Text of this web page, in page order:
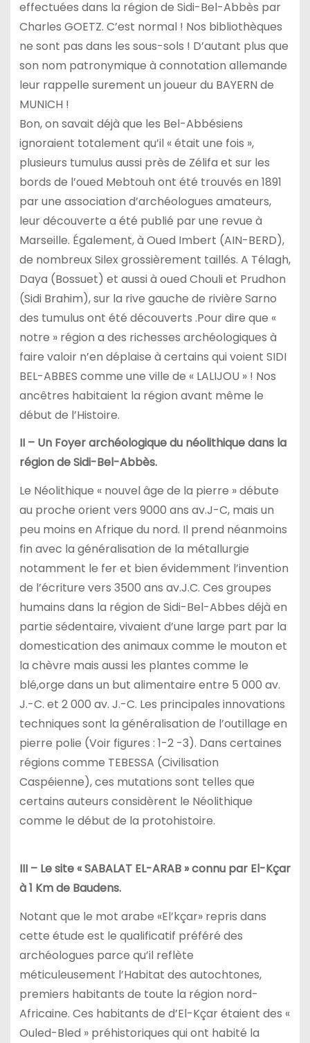
effectuées dans la région de Sidi-Bel-Abbès par
Charles GOETZ. C’est normal ! Nos bibliothèques
ne sont pas dans les sous-sols ! D’autant plus que
son nom patronymique à connotation allemande
leur rappelle surement un joueur du BAYERN de
MUNICH !
Bon, on savait déjà que les Bel-Abbésiens
ignoraient totalement qu’il « était une fois »,
plusieurs tumulus aussi près de Zélifa et sur les
bords de l’oued Mebtouh ont été trouvés en 1891
par une association d’archéologues amateurs,
leur découverte a été publié par une revue à
Marseille. Également, à Oued Imbert (AIN-BERD),
de nombreux Silex grossièrement taillés. A Télagh,
Daya (Bossuet) et aussi à oued Chouli et Prudhon
(Sidi Brahim), sur la rive gauche de rivière Sarno
des tumulus ont été découverts .Pour dire que «
notre » région a des richesses archéologiques à
faire valoir n’en déplaise à certains qui voient SIDI
BEL-ABBES comme une ville de « LALIJOU » ! Nos
ancêtres habitaient la région avant même le
début de l’Histoire.
II – Un Foyer archéologique du néolithique dans la
région de Sidi-Bel-Abbès.
Le Néolithique « nouvel âge de la pierre » débute
au proche orient vers 9000 ans av.J-C, mais un
peu moins en Afrique du nord. Il prend néanmoins
fin avec la généralisation de la métallurgie
notamment le fer et bien évidemment l’invention
de l’écriture vers 3500 ans av.J.C. Ces groupes
humains dans la région de Sidi-Bel-Abbes déjà en
partie sédentaire, vivaient d’une large part par la
domestication des animaux comme le mouton et
la chèvre mais aussi les plantes comme le
blé,orge dans un but alimentaire entre 5 000 av.
J.-C. et 2 000 av. J.-C. Les principales innovations
techniques sont la généralisation de l’outillage en
pierre polie (Voir figures : 1-2 -3). Dans certaines
régions comme TEBESSA (Civilisation
Caspéienne), ces mutations sont telles que
certains auteurs considèrent le Néolithique
comme le début de la protohistoire.
III – Le site « SABALAT EL-ARAB » connu par El-Kçar
à 1 Km de Baudens.
Notant que le mot arabe «El’kçar» repris dans
cette étude est le qualificatif préféré des
archéologues parce qu’il reflète
méticuleusement l’Habitat des autochtones,
premiers habitants de toute la région nord-
Africaine. Ces habitants de d’El-Kçar étaient des «
Ouled-Bled » préhistoriques qui ont habité la